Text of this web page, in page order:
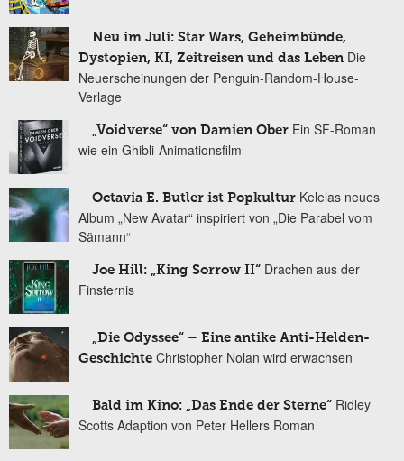
Neu im Juli: Star Wars, Geheimbünde,
Dystopien, KI, Zeitreisen und das Leben Die
Neuerscheinungen der Penguin-Random-House-
Verlage
„Voidverse“ von Damien Ober Ein SF-Roman
wie ein Ghibli-Animationsfilm
Octavia E. Butler ist Popkultur Kelelas neues
Album „New Avatar“ inspiriert von „Die Parabel vom
Sämann“
Joe Hill: „King Sorrow II“ Drachen aus der
Finsternis
„Die Odyssee“ – Eine antike Anti-Helden-
Geschichte Christopher Nolan wird erwachsen
Bald im Kino: „Das Ende der Sterne“ Ridley
Scotts Adaption von Peter Hellers Roman